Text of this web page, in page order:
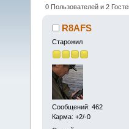
0 Пользователей и 2
R8AFS
Старожил
Сообщений: 462
Карма: +2/-0